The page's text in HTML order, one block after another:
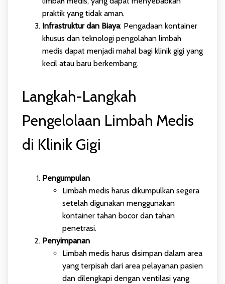
praktik yang tidak aman.
Infrastruktur dan Biaya: Pengadaan kontainer
khusus dan teknologi pengolahan limbah
medis dapat menjadi mahal bagi klinik gigi yang
kecil atau baru berkembang.
Langkah-Langkah
Pengelolaan Limbah Medis
di Klinik Gigi
Pengumpulan
Limbah medis harus dikumpulkan segera
setelah digunakan menggunakan
kontainer tahan bocor dan tahan
penetrasi.
Penyimpanan
Limbah medis harus disimpan dalam area
yang terpisah dari area pelayanan pasien
dan dilengkapi dengan ventilasi yang